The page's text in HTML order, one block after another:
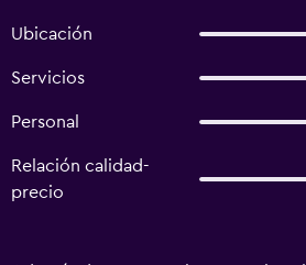
Ubicación
Servicios
Personal
Relación calidad-
precio